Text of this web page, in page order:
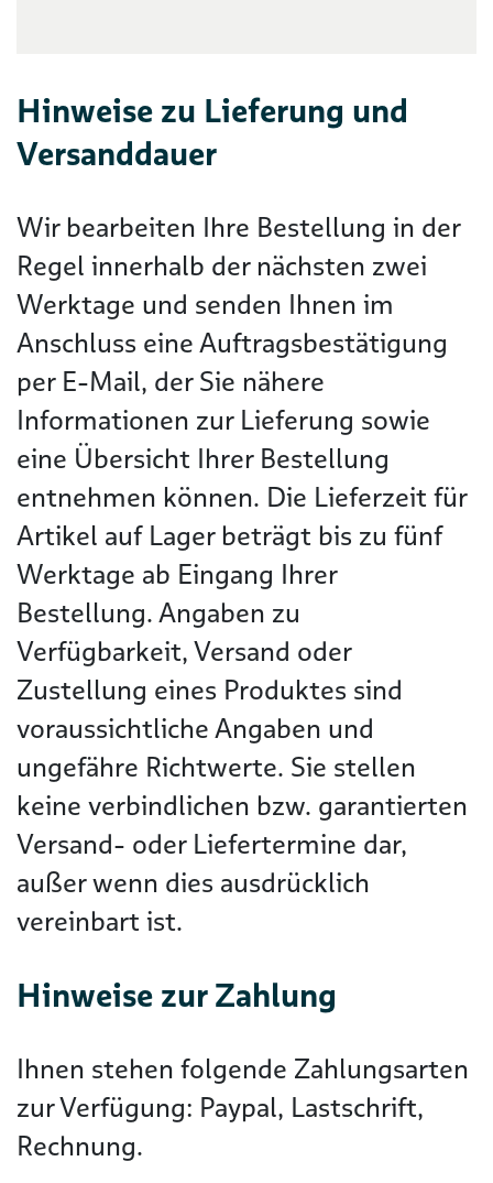
Hinweise zu Lieferung und
Versanddauer
Wir bearbeiten Ihre Bestellung in der
Regel innerhalb der nächsten zwei
Werktage und senden Ihnen im
Anschluss eine Auftragsbestätigung
per E-Mail, der Sie nähere
Informationen zur Lieferung sowie
eine Übersicht Ihrer Bestellung
entnehmen können. Die Lieferzeit für
Artikel auf Lager beträgt bis zu fünf
Werktage ab Eingang Ihrer
Bestellung. Angaben zu
Verfügbarkeit, Versand oder
Zustellung eines Produktes sind
voraussichtliche Angaben und
ungefähre Richtwerte. Sie stellen
keine verbindlichen bzw. garantierten
Versand- oder Liefertermine dar,
außer wenn dies ausdrücklich
vereinbart ist.
Hinweise zur Zahlung
Ihnen stehen folgende Zahlungsarten
zur Verfügung: Paypal, Lastschrift,
Rechnung.